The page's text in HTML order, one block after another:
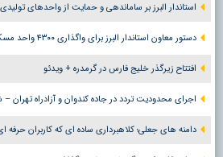
استاندار البرز بر ساماندهی و حمایت از واحدهای
دستور معاون استاندار البرز برای واگذاری ۴۳۰۰ واحد مسکونی در اشتهارد
افتتاح زیرگذر خلیج فارس در گرمدره + ویدئو
اجرای محدودیت تردد در جاده کندوان و آزادراه تهران – شمال ؛ ١١
دامنه های جعلی؛ کلاهبرداری ساده ای که کاربران